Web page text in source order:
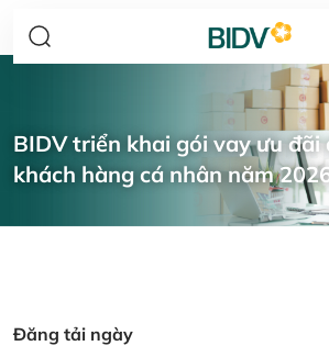
BIDV triển khai gói vay ưu đãi
khách hàng cá nhân năm
Đăng tải ngày